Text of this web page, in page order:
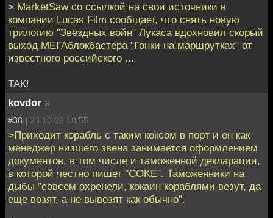
> MarketSaw со ссылкой на свои источники в
компании Lucas Film сообщает, что снять новую
трилогию "Звёздных войн" Лукаса вдохновил скорый
выход МЕГАблокбастера "Гонки на маршрутках" от
известного российского ...
ТАК!
kovdor »
#38 | 23.10.09 10:55
>Приходит корабль с таким коксом в порт и он как
менеджер низшего звена занимается оформлением
документов, в том числе и таможенной декларации,
в которой честно пишет "COKE". Таможенники на
дыбы "совсем охренели, кокаин кораблями везут, да
еще возят, а не вывозят как обычно".